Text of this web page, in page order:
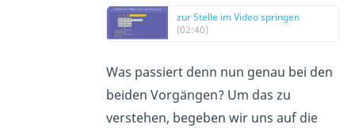
zur Stelle im Video springen
(02:40)
Was passiert denn nun genau bei den
beiden Vorgängen? Um das zu
verstehen, begeben wir uns auf die